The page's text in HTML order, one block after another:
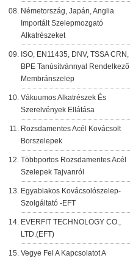
Németország, Japán, Anglia
Importált Szelepmozgató
Alkatrészeket
ISO, EN11435, DNV, TSSA CRN,
BPE Tanúsítvánnyal Rendelkező
Membránszelep
Vákuumos Alkatrészek És
Szerelvények Ellátása
Rozsdamentes Acél Kovácsolt
Borszelepek
Többportos Rozsdamentes Acél
Szelepek Tajvanról
Egyablakos Kovácsolószelep-
Szolgáltató -EFT
EVERFIT TECHNOLOGY CO.,
LTD.(EFT)
Vegye Fel A Kapcsolatot A